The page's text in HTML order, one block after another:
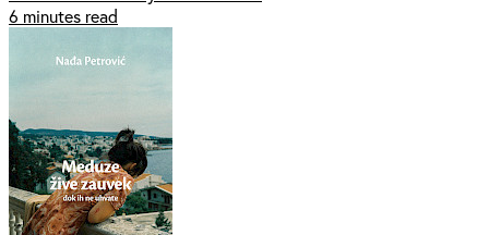
6 minutes read